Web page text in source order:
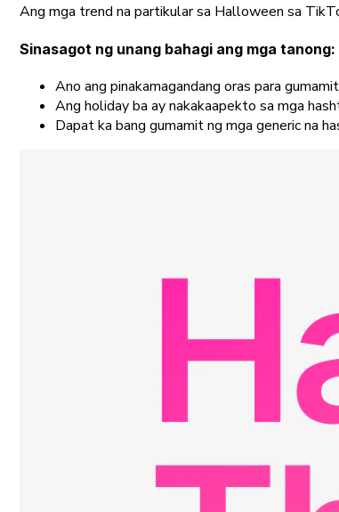
Ang mga trend na partikular sa Halloween sa
Sinasagot ng unang bahagi ang mga tanong:
Ano ang pinakamagandang oras para
Ang holiday ba ay nakakaapekto sa mga
Dapat ka bang gumamit ng mga generic na